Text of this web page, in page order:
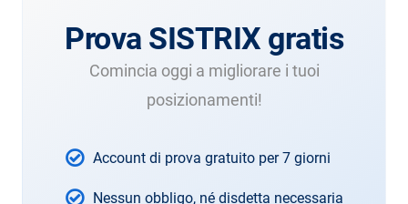
Prova SISTRIX gratis
Comincia oggi a migliorare i tuoi
posizionamenti!
Account di prova gratuito per 7 giorni
Nessun obbligo, né disdetta necessaria